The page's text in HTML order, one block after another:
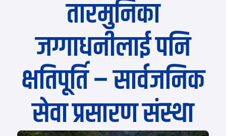
तारमुनिका
जग्गाधनीलाई पनि
क्षतिपूर्ति – सार्वजनिक
सेवा प्रसारण संस्था